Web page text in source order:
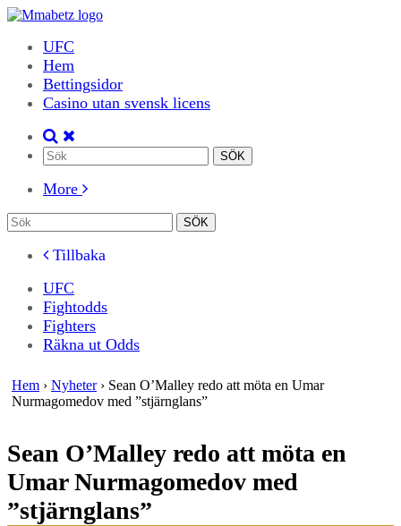
UFC
Hem
Bettingsidor
Casino utan svensk licens
More
Tillbaka
UFC
Fightodds
Fighters
Räkna ut Odds
Hem › Nyheter› Sean O’Malley redo att möta en Umar
Nurmagomedov med ”stjärnglans”
Sean O’Malley redo att möta en
Umar Nurmagomedov med
”stjärnglans”